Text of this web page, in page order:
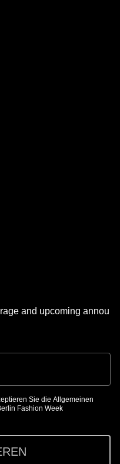
and upcoming annou
Sie die Allgemeinen
Fashion Week